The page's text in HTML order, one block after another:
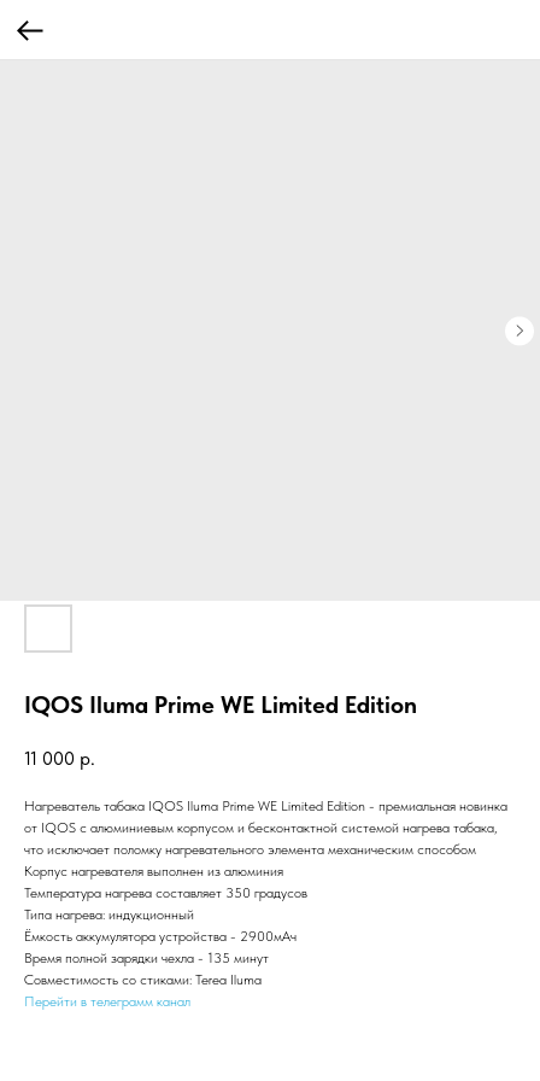
IQOS Iluma Prime WE Limited Edition
11 000 р.
Нагреватель табака IQOS Iluma Prime WE Limited Edition - премиальная новинка
от IQOS с алюминиевым корпусом и бесконтактной системой нагрева табака,
что исключает поломку нагревательного элемента механическим способом
Корпус нагревателя выполнен из алюминия
Температура нагрева составляет 350 градусов
Типа нагрева: индукционный
Ёмкость аккумулятора устройства - 2900мАч
Время полной зарядки чехла - 135 минут
Совместимость со стиками: Terea Iluma
Перейти в телеграмм канал